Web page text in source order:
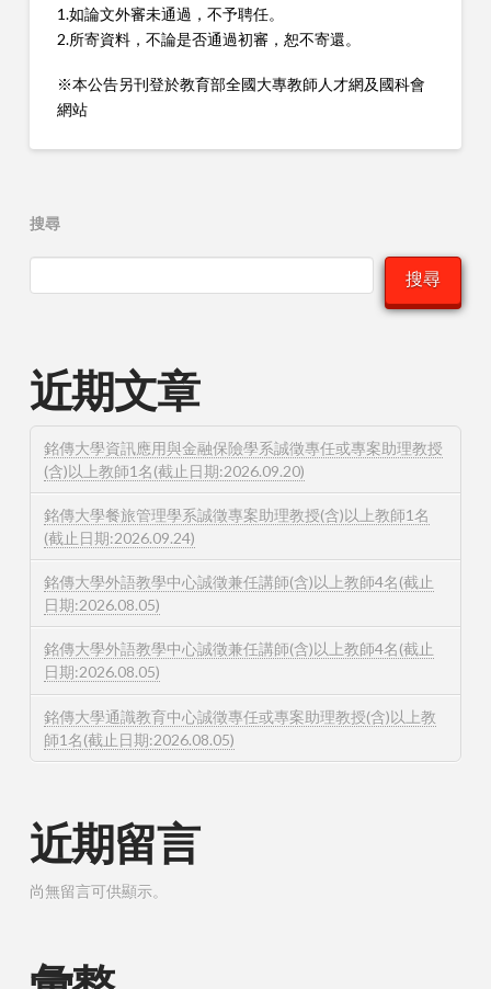
1.如論文外審未通過，不予聘任。
2.所寄資料，不論是否通過初審，恕不寄還。
※本公告另刊登於教育部全國大專教師人才網及國科會
網站
搜尋
搜尋
近期文章
銘傳大學資訊應用與金融保險學系誠徵專任或專案助理教授
(含)以上教師1名(截止日期:2026.09.20)
銘傳大學餐旅管理學系誠徵專案助理教授(含)以上教師1名
(截止日期:2026.09.24)
銘傳大學外語教學中心誠徵兼任講師(含)以上教師4名(截止
日期:2026.08.05)
銘傳大學外語教學中心誠徵兼任講師(含)以上教師4名(截止
日期:2026.08.05)
銘傳大學通識教育中心誠徵專任或專案助理教授(含)以上教
師1名(截止日期:2026.08.05)
近期留言
尚無留言可供顯示。